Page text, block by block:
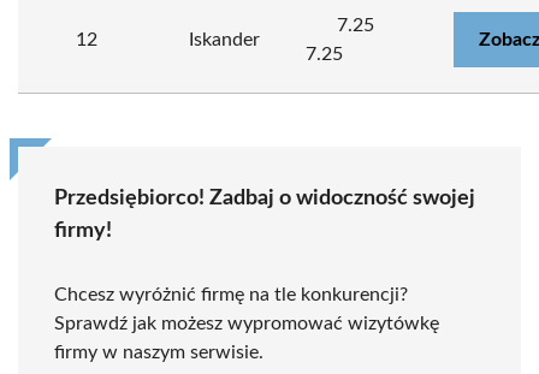
12 Iskander
7.25
7.25
Przedsiębiorco! Zadbaj o widoczność swojej
firmy!
Chcesz wyróżnić firmę na tle konkurencji?
Sprawdź jak możesz wypromować wizytówkę
firmy w naszym serwisie.